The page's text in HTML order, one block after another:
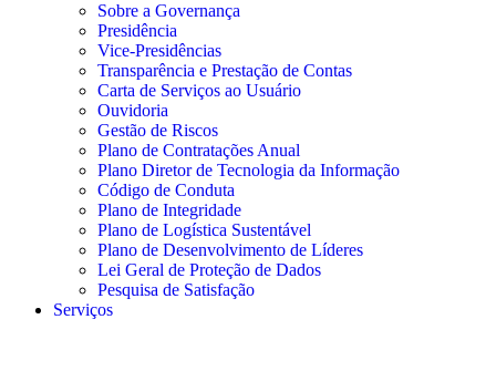
Sobre a Governança
Presidência
Vice-Presidências
Transparência e Prestação de Contas
Carta de Serviços ao Usuário
Ouvidoria
Gestão de Riscos
Plano de Contratações Anual
Plano Diretor de Tecnologia da Informação
Código de Conduta
Plano de Integridade
Plano de Logística Sustentável
Plano de Desenvolvimento de Líderes
Lei Geral de Proteção de Dados
Pesquisa de Satisfação
Serviços